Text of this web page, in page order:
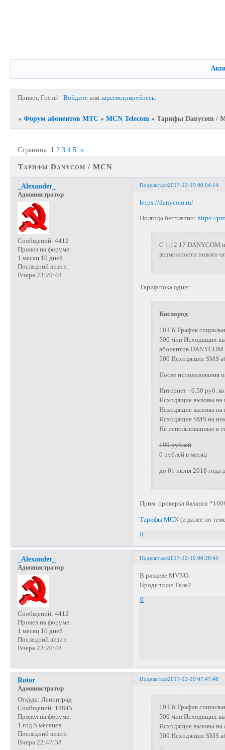
Привет, Гость! Войдите илизарегистрируйтесь.
»Форум абонентов МТС »MCN Telecom »Тарифы Danycom /
Тарифы Danycom / MCN
Страница: 1 2 3 4 5 »
Поделиться2017-12-19 00:04:14
_Alexander_
Администратор
Сообщений: 4412
Провел на форуме:
1 месяц 10 дней
Последний визит:
Вчера 23:20:48
https://danycom.ru/
Полгода бесплатно:https://
C 1.12.17 DANYCOM
возможности нового
Тариф пока один:
Кислород
10 Гб Трафик
500 мин Исходящих
абонентов DANYCOM
500 Исходящих SMS
После использования
Интернет - 0.50 руб.
Исходящие вызовы на
Исходящие вызовы на
Исходящие SMS на
Не использованные в
199 рублей
0 рублей в месяц
до 01 июня 2018 года
Прим. проверка баланса
Тарифы MCN (и далее по
0
Поделиться2017-12-19 00:28:45
_Alexander_
Администратор
Сообщений: 4412
Провел на форуме:
1 месяц 10 дней
Последний визит:
Вчера 23:20:48
В разделе MVNO.
Вроде тоже Теле2.
0
Поделиться2017-12-19 07:47:48
Rotor
Администратор
Откуда: Ленинград
Сообщений: 18845
Провел на форуме:
1 год 5 месяцев
Последний визит:
Вчера 22:47:38
10 Гб Трафик
500 мин Исходящих
Исходящие вызовы на
500 Исходящих SMS
...